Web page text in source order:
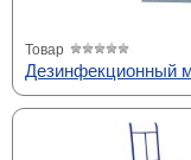
Товар
Дезинфекционный